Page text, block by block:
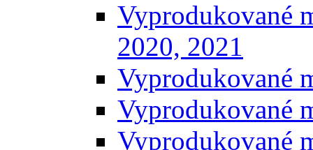
Vyprodukované
2020, 2021
Vyprodukované
Vyprodukované
Vyprodukované